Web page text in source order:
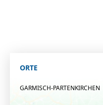
ORTE
GARMISCH-PARTENKIRCHEN